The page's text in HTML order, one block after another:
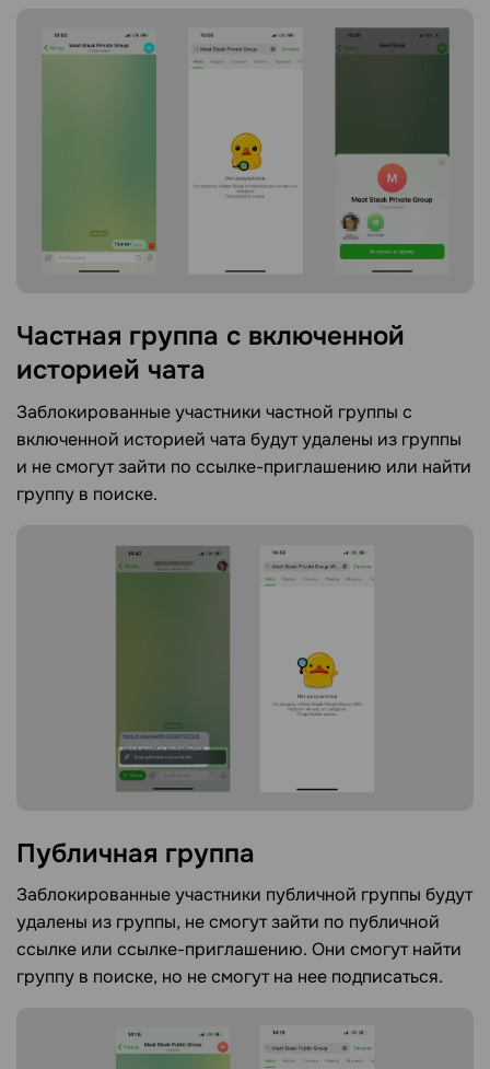
Частная группа с включенной
историей чата
Заблокированные участники частной группы с
включенной историей чата будут удалены из группы
и не смогут зайти по ссылке-приглашению или найти
группу в поиске.
Публичная группа
Заблокированные участники публичной группы будут
удалены из группы, не смогут зайти по публичной
ссылке или ссылке-приглашению. Они смогут найти
группу в поиске, но не смогут на нее подписаться.